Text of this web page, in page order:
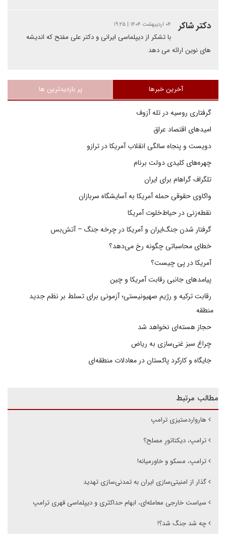
دکتر شاکر ۰۴ اردیبهشت ۱۴۰۴ | ۱۹:۲۵
با تشکر از دیپلماسی ایرانی و دکتر علی مفتح که اندیشه
های نوین ارائه می دهد
آخرین خبرها پر بازدیدترین ها
گرفتاری روسیه در تله آزوف
امیدهای اقتصاد عراق
دویست و پنجاه سالگی انقلاب آمریکا در ترازو
چهره‌های کلیدی دولت برنام
تلگراف گراهام برای ایران
واکاوی حقوقی حمله آمریکا به آسایشگاه سربازان
نقطه‌زنی در حیاط‌خلوت آمریکا
گرفتار شدن جنگ‌ایران و آمریکا در چرخه جنگ – آتش‌بس
خطای محاسباتی چگونه رخ می‌دهد؟
آمریکا در پی چیست؟
پیامدهای جانبی رقابت آمریکا و چین
رقابت ترکیه و رژیم صهیونیستی؛ آزمونی برای تسلط بر نظم جدید
منطقه
حجاز هسته‌ای نخواهد شد
چراغ سبز غنی‌سازی به ریاض
جایگاه و کارکرد پاکستان در معادلات منطقه‌ای
مطالب مرتبط
هارواردستیزی ترامپ
ترامپ، دیکتاتورِ مصلح؟
ترامپ، مسکو و خاورمیانه!
گذار از امنیتی‌سازی ایران به تمدنی‌سازی تهدید
سیاست خارجی معامله‌ای، ابهام حداکثری و دیپلماسی قهری ترامپ
چه شد جنگ شد؟!